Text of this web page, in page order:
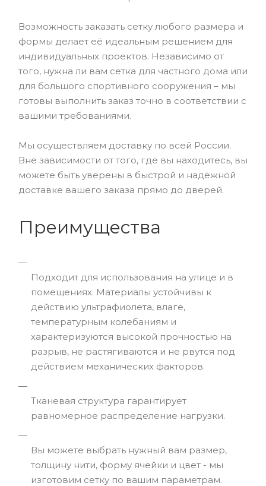
Возможность заказать сетку любого размера и
формы делает её идеальным решением для
индивидуальных проектов. Независимо от
того, нужна ли вам сетка для частного дома или
для большого спортивного сооружения – мы
готовы выполнить заказ точно в соответствии с
вашими требованиями.
Мы осуществляем доставку по всей России.
Вне зависимости от того, где вы находитесь, вы
можете быть уверены в быстрой и надёжной
доставке вашего заказа прямо до дверей.
Преимущества
Подходит для использования на улице и в
помещениях. Материалы устойчивы к
действию ультрафиолета, влаге,
температурным колебаниям и
характеризуются высокой прочностью на
разрыв, не растягиваются и не рвутся под
действием механических факторов.
Тканевая структура гарантирует
равномерное распределение нагрузки.
Вы можете выбрать нужный вам размер,
толщину нити, форму ячейки и цвет - мы
изготовим сетку по вашим параметрам.